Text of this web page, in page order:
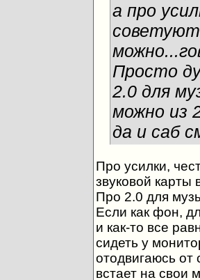
а про
советуют
Просто
2.0 для
можно из
да и саб
Про усилки,
звуковой карты
Про 2.0 для
Если как фон,
и как-то все
сидеть у
отодвигаюсь от
встает на свои